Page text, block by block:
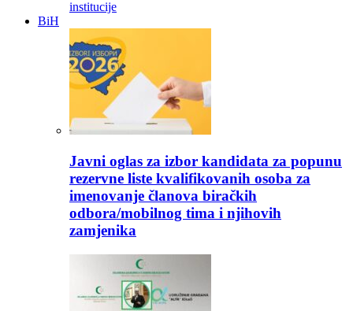
institucije
BiH
Javni oglas za izbor kandidata za popunu
rezervne liste kvalifikovanih osoba za
imenovanje članova biračkih
odbora/mobilnog tima i njihovih
zamjenika